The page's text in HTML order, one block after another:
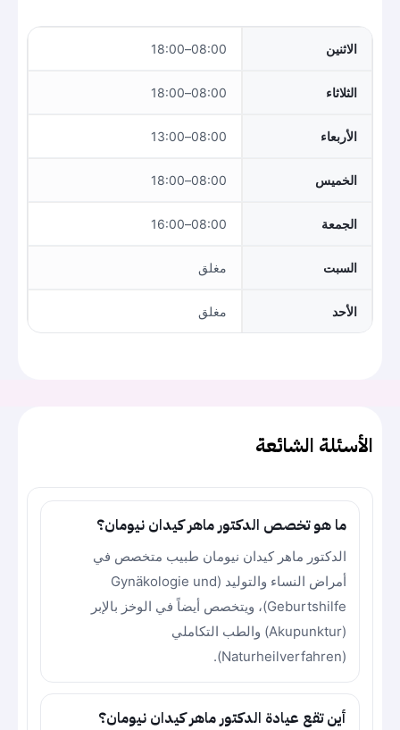
الاثنين 08:00–18:00
الثلاثاء 08:00–18:00
الأربعاء 08:00–13:00
الخميس 08:00–18:00
الجمعة 08:00–16:00
السبت مغلق
الأحد مغلق
الأسئلة الشائعة
ما هو تخصص الدكتور ماهر كيدان نيومان؟
الدكتور ماهر كيدان نيومان طبيب متخصص في
أمراض النساء والتوليد (Gynäkologie und
Geburtshilfe)، ويتخصص أيضاً في الوخز بالإبر
(Akupunktur) والطب التكاملي
(Naturheilverfahren).
أين تقع عيادة الدكتور ماهر كيدان نيومان؟